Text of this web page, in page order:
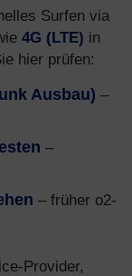
Surfen via
4G (LTE) in
hier prüfen:
Ausbau) –
–
– früher o2-
Provider,